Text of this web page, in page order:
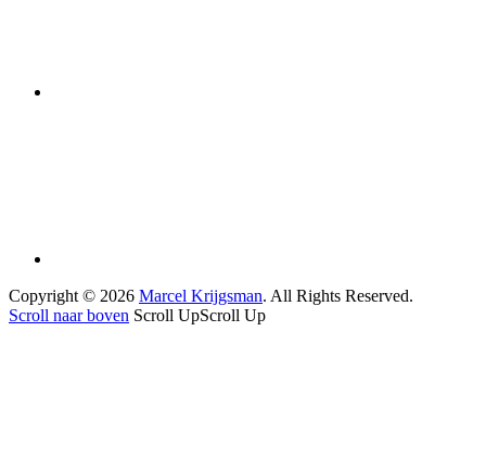
Copyright © 2026 Marcel Krijgsman. All Rights Reserved.
Scroll naar boven Scroll UpScroll Up